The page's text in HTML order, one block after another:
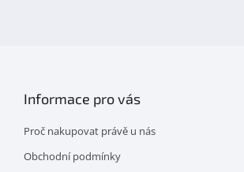
Informace pro vás
Proč nakupovat právě u nás
Obchodní podmínky